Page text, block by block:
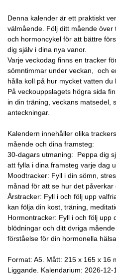
Denna kalender är ett praktiskt
välmående. Följ ditt mående över
och hormoncykel för att bättre
dig själv i dina nya vanor.
Varje veckodag finns en tracker
sömntimmar under veckan, och
hålla koll på hur mycket vatten du
På veckouppslagets högra sida
in din träning, veckans matsedel,
anteckningar.
Kalendern innehåller olika
mående och dina framsteg:
30-dagars utmaning: Peppa dig
att fylla i dina framsteg varje dag
Moodtracker: Fyll i din sömn,
månad för att se hur det påverkar
Årstracker: Fyll i och följ upp
kan följa din kost, träning,
Hormontracker: Fyll i och följ upp
blödningar och ditt övriga
förståelse för din hormonella hälsa.
Format: A5. Mått: 215 x 165 x 16
Liggande. Kalendarium: 2026-